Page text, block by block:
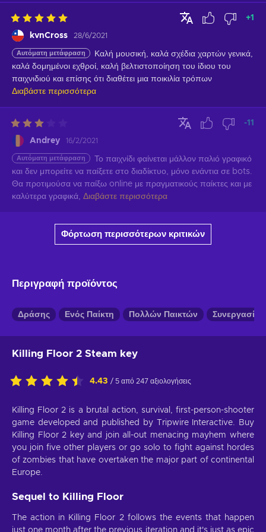
kvnCross 28/6/2021
+1
Αυτόματη μετάφραση
Καλή μουσική, καλά σχέδια χαρτών γενικά,
καλά δομημένοι εχθροί, καλή βελτιστοποίηση του ίδιου του
παιχνιδιού και επίσης ότι διαθέτει μια ποικιλία τρόπων
Διαβάστε περισσότερα
Andrey 16/2/2021
-11
Αυτόματη μετάφραση
Το παιχνίδι φαίνεται μάλλον παλιό γραφικό
και δεν μπορείτε να παίξετε στο διαδίκτυο, μόνο ενάντια σε bots.
Θα προτιμούσα να παίξω online με πραγματικούς παίκτες και με
καλύτερα γραφικά, Διαβάστε περισσότερα
Φόρτωση περισσότερων κριτικών
Περιγραφή προϊόντος
Δράσης Ενός Παίκτη Πολλών Παικτών Συνεργασίας
Killing Floor 2 Steam key
4.43 / 5 από 247 αξιολογήσεις
Killing Floor 2 is a brutal action, survival, first-person-shooter
game developed and published by Tripwire Interactive. Buy
Killing Floor 2 key and join all-out menacing mayhem where
you join five other players or go solo to fight against hordes
of zombies that have overtaken the major part of continental
Europe.
Sequel to Killing Floor
The action in Killing Floor 2 follows the events that happen
just one month after the previous iteration and it's just as epic